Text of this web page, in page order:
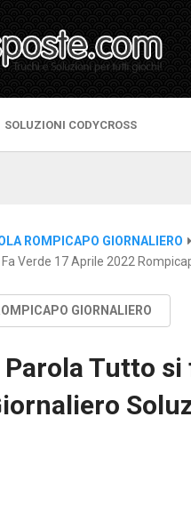
SOLUZIONI CODYCROSS
ROMPICAPO GIORNALIERO
Verde 17 Aprile 2022
GIORNALIERO
Tutto